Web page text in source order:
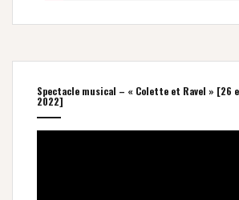
Spectacle musical – « Colette et Ravel » [26
2022]